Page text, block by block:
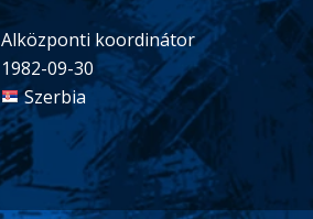
Alközponti koordinátor
1982-09-30
Szerbia